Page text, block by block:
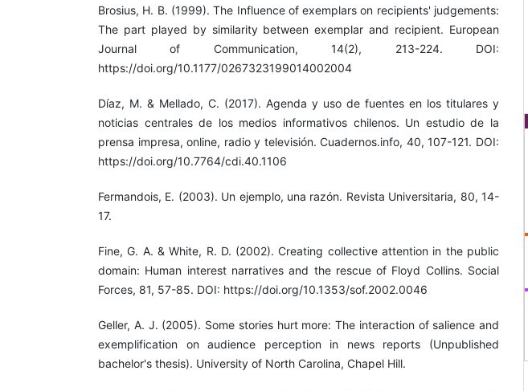
Brosius, H. B. (1999). The Influence of exemplars on recipients' judgements:
The part played by similarity between exemplar and recipient. European
Journal of Communication, 14(2), 213-224. DOI:
https://doi.org/10.1177/0267323199014002004
Díaz, M. & Mellado, C. (2017). Agenda y uso de fuentes en los titulares y
noticias centrales de los medios informativos chilenos. Un estudio de la
prensa impresa, online, radio y televisión. Cuadernos.info, 40, 107-121. DOI:
https://doi.org/10.7764/cdi.40.1106
Fermandois, E. (2003). Un ejemplo, una razón. Revista Universitaria, 80, 14-
17.
Fine, G. A. & White, R. D. (2002). Creating collective attention in the public
domain: Human interest narratives and the rescue of Floyd Collins. Social
Forces, 81, 57-85. DOI: https://doi.org/10.1353/sof.2002.0046
Geller, A. J. (2005). Some stories hurt more: The interaction of salience and
exemplification on audience perception in news reports (Unpublished
bachelor's thesis). University of North Carolina, Chapel Hill.